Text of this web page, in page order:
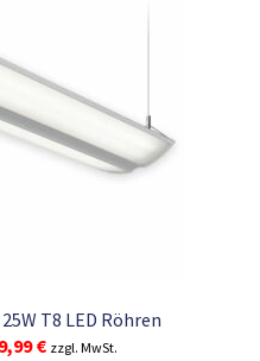
T8 LED Röhren
€Aktueller
zzgl. MwSt.